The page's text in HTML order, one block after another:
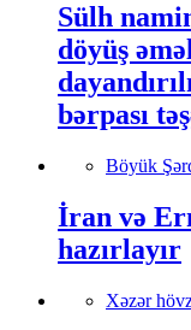
Sülh
döyüş
bərpası
Böyük
İran və
hazırlayır
Xəzər